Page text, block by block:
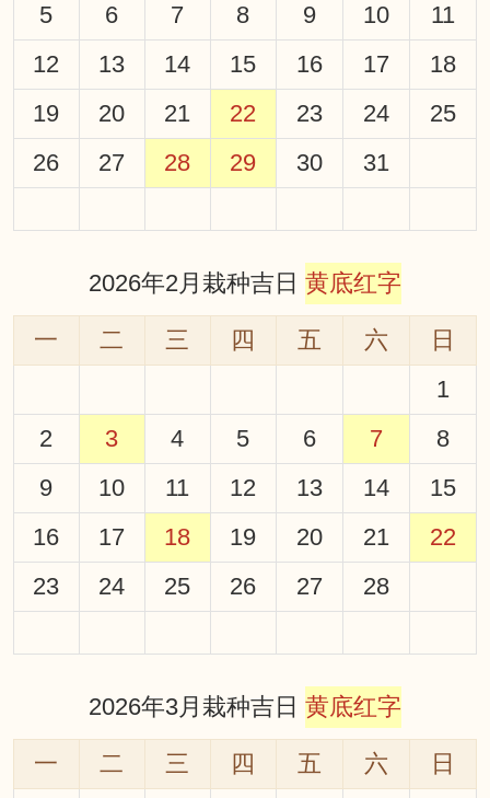
5
6 7 8 9 10
11
12
13 14 15 16 17
18
19
20 21 22 23 24
25
26
27 28 29 30 31
2026年2月栽种吉日 黄底红字
一 二 三 四 五 六
日
1
2
3 4 5 6 7
8
9
10 11 12 13 14
15
16
17 18 19 20 21
22
23
24 25 26 27 28
2026年3月栽种吉日 黄底红字
一 二 三 四 五 六
日